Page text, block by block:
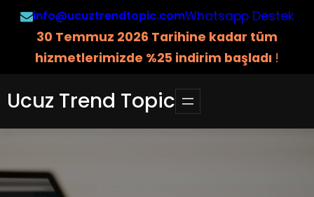
İçeriğeinfo@ucuztrendtopic.comWhatsapp Destek
30 Temmuz 2026 Tarihine kadar tüm
hizmetlerimizde %25 indirim başladı !
Ucuz Trend Topic